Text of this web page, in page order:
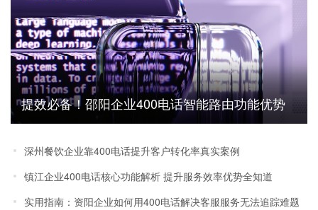
提效必备！邵阳企业400电话智能路由功能优势
解析
深州餐饮企业靠400电话提升客户转化率真实案例
镇江企业400电话核心功能解析 提升服务效率优势全知道
实用指南：资阳企业如何用400电话解决客服服务无法追踪难题